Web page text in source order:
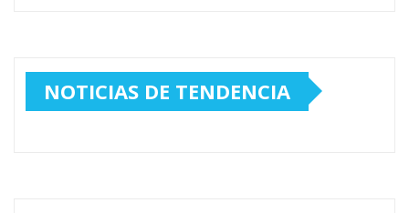
NOTICIAS DE TENDENCIA